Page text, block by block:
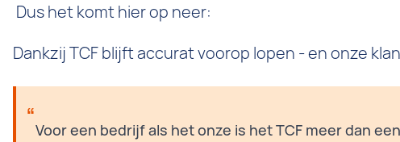
Dus het komt hier op neer:
Dankzij TCF blijft accurat voorop lopen - en onze
Voor een bedrijf als het onze is het TCF meer dan